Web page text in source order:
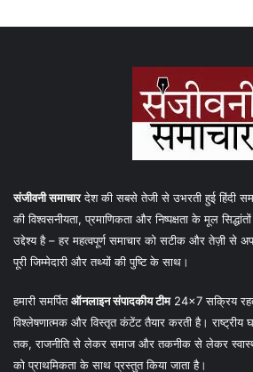
संजीवनी समाचारदेश की सबसे तेजी से उभरती हुई हिंदी
की विश्वसनीयता, प्रमाणिकता और निष्पक्षता के मूल
उद्देश्य है – हर महत्वपूर्ण समाचार को सटीक और तेज़ी से
पूरी जिम्मेदारी और तथ्यों की पुष्टि के साथ।
हमारी समर्पितऑनलाइन संपादकीय टीम24×7 सक्रिय
विश्लेषणात्मक और विस्तृत कंटेंट तैयार करती है। राष्ट्रीय
तक, राजनीति से लेकर समाज और तकनीक से लेकर
को प्राथमिकता के साथ प्रस्तुत किया जाता है।